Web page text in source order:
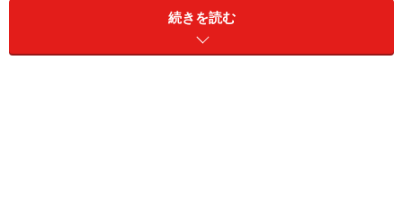
続きを読む